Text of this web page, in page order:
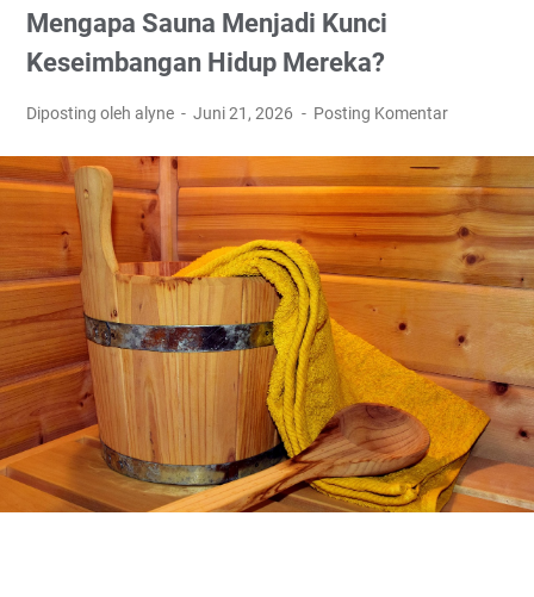
Mengapa Sauna Menjadi Kunci
Keseimbangan Hidup Mereka?
Diposting oleh alyne Juni 21, 2026 Posting Komentar